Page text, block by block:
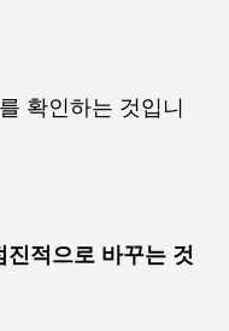
확인하는 것입니
적으로 바꾸는 것